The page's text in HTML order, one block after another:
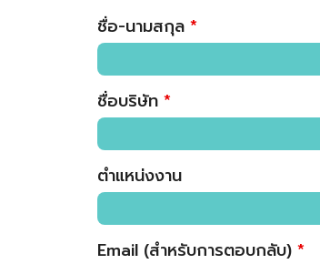
ชื่อ-นามสกุล *
ชื่อบริษัท *
ตำแหน่งงาน
Email (สำหรับการตอบกลับ) *